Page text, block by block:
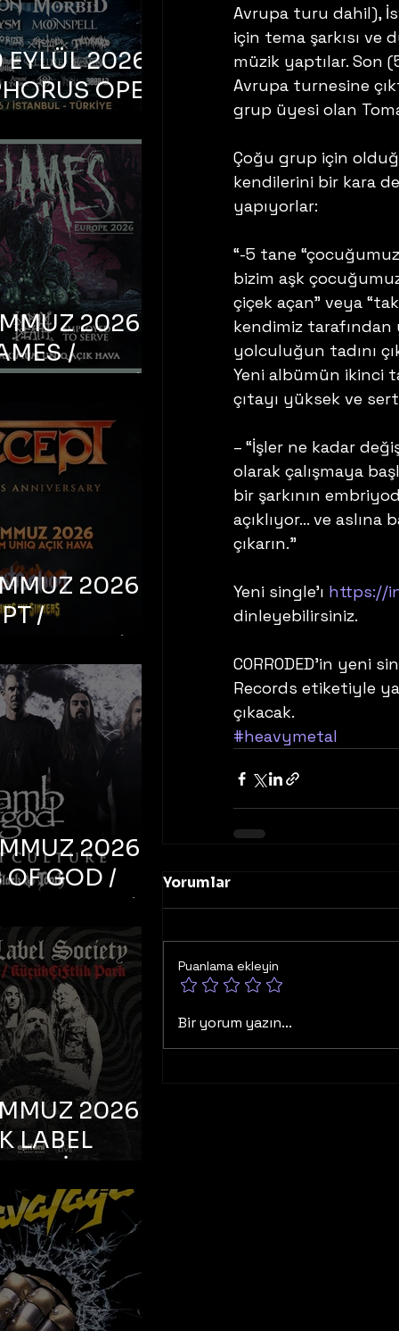
Avrupa turu dahil),
için tema şarkısı ve
müzik yaptılar. Son
Avrupa turnesine
grup üyesi olan
Çoğu grup için
kendilerini bir kara
yapıyorlar:
“-5 tane
bizim aşk
çiçek açan” veya
kendimiz tarafından
yolculuğun tadını
Yeni albümün ikinci
çıtayı yüksek ve
– “İşler ne kadar
olarak çalışmaya
bir şarkının
açıklıyor… ve
çıkarın.”
Yeni single’ı https://
dinleyebilirsiniz.
CORRODED’in yeni
Records etiketiyle
çıkacak.
#heavymetal
Yorumlar
Puanlama ekleyin
Bir yorum yazın...
2026 –
OPEN
FEST
2026 –
/
DEATH /
– İstanbul,
Uniq
2026 –
/
/
‘N’
– İstanbul,
Uniq
2026 –
OF GOD /
CULTURE /
TOOTH –
Bonus
2026 –
LABEL
– İstanbul,
Park